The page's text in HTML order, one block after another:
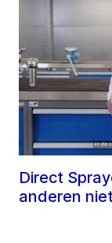
Direct
anderen